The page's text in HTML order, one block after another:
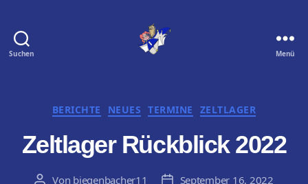
Suchen
V.
Menü
Kategorien
BERICHTE NEUES TERMINE ZELTLAGER
Zeltlager Rückblick 2022
Beitragsautor
Von biegenbacher11 Veröffentlichungsdatum
September 16, 2022